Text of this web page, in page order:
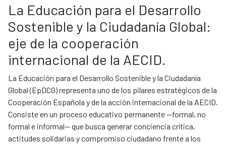
La Educación para el Desarrollo
Sostenible y la Ciudadanía Global:
eje de la cooperación
internacional de la AECID.
La Educación para el Desarrollo Sostenible y la Ciudadanía
Global (EpDCG) representa uno de los pilares estratégicos de la
Cooperación Española y de la acción internacional de la AECID.
Consiste en un proceso educativo permanente —formal, no
formal e informal— que busca generar conciencia crítica,
actitudes solidarias y compromiso ciudadano frente a los